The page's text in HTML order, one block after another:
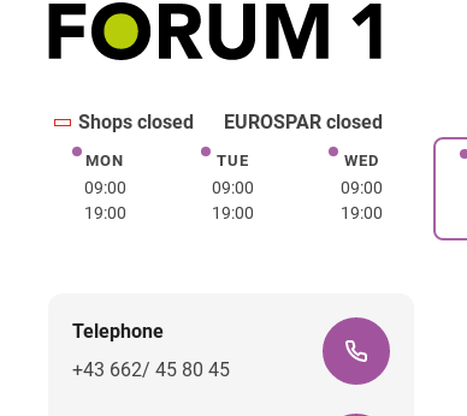
Shops closed EUROSPAR closed
MONMonday
09:00
19:00
TUETuesday
09:00
19:00
WEDWednesday
09:00
19:00
Telephone
+43 662/ 45 80 45